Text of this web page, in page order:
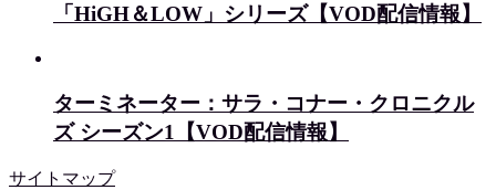
「HiGH＆LOW」シリーズ【VOD配信情報】
ターミネーター：サラ・コナー・クロニクル
ズ シーズン1【VOD配信情報】
サイトマップ